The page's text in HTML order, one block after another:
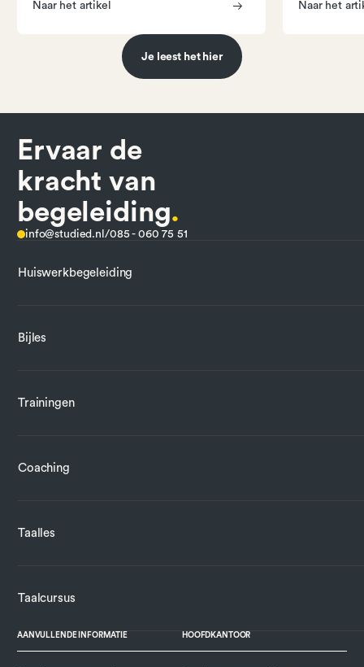
Naar het artikel Naar het
Je leest het hier
Ervaar de
kracht van
begeleiding.
info@studied.nl /085 - 060 75 51
Huiswerkbegeleiding
Bijles
Trainingen
Coaching
Taalles
Taalcursus
AANVULLENDE INFORMATIE HOOFDKANTOOR